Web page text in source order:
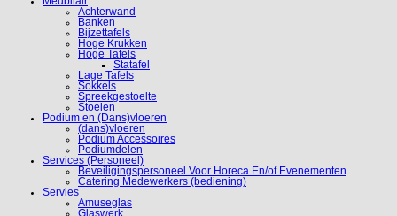
Achterwand
Banken
Bijzettafels
Hoge Krukken
Hoge Tafels
Statafel
Lage Tafels
Sokkels
Spreekgestoelte
Stoelen
Podium en (Dans)vloeren
(dans)vloeren
Podium Accessoires
Podiumdelen
Services (Personeel)
Beveiligingspersoneel Voor Horeca En/of Evenementen
Catering Medewerkers (bediening)
Servies
Amuseglas
Glaswerk